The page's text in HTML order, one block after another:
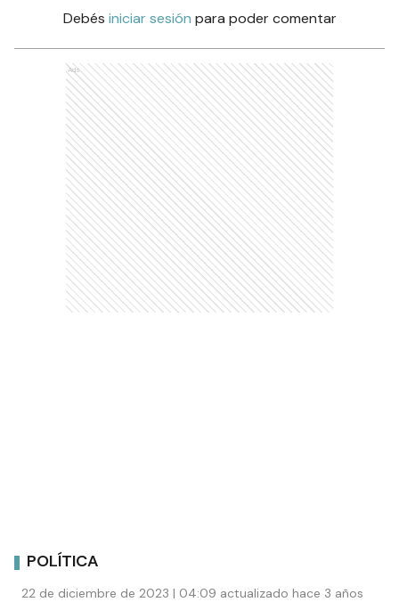
Debés iniciar sesión para poder comentar
Ads
POLÍTICA
22 de diciembre de 2023 | 04:09 actualizado hace 3 años